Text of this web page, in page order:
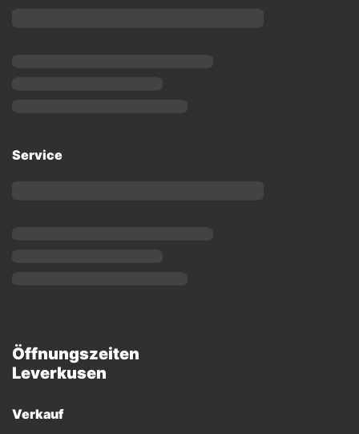
Service
Öffnungszeiten
Leverkusen
Verkauf